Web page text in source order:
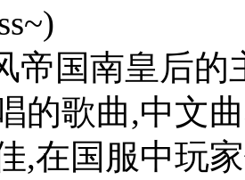
帝国南皇后的
的歌曲,中文
,在国服中玩